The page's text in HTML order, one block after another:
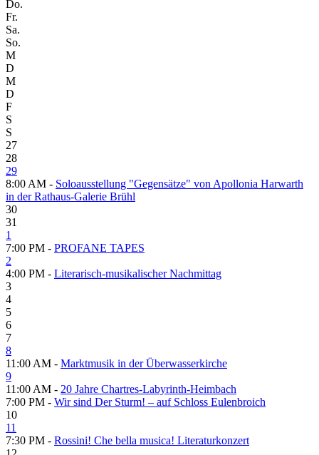
Do.
Fr.
Sa.
So.
M
D
M
D
F
S
S
27
28
29
8:00 AM - Soloausstellung "Gegensätze" von Apollonia Harwarth
in der Rathaus-Galerie Brühl
30
31
1
7:00 PM - PROFANE TAPES
2
4:00 PM - Literarisch-musikalischer Nachmittag
3
4
5
6
7
8
11:00 AM - Marktmusik in der Überwasserkirche
9
11:00 AM - 20 Jahre Chartres-Labyrinth-Heimbach
7:00 PM - Wir sind Der Sturm! – auf Schloss Eulenbroich
10
11
7:30 PM - Rossini! Che bella musica! Literaturkonzert